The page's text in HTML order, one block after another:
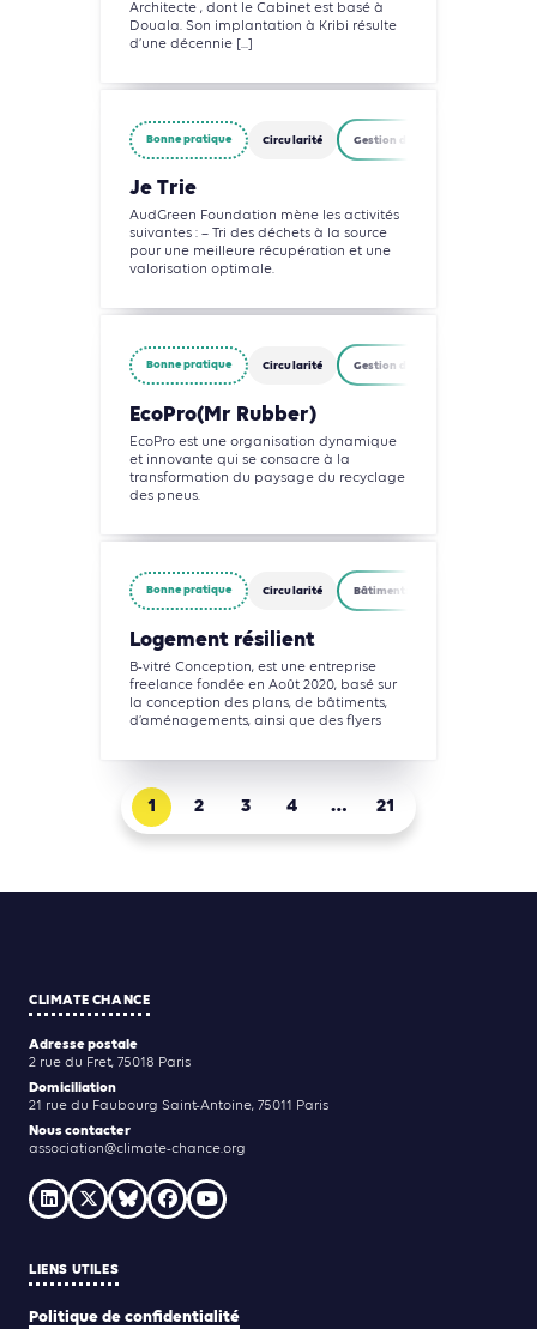
Architecte , dont le Cabinet est basé à
Douala. Son implantation à Kribi résulte
d’une décennie [...]
Bonne pratique Circularité Gestion des déchets
Je Trie
AudGreen Foundation mène les activités
suivantes : – Tri des déchets à la source
pour une meilleure récupération et une
valorisation optimale.
Bonne pratique Circularité Gestion des déchets
EcoPro(Mr Rubber)
EcoPro est une organisation dynamique
et innovante qui se consacre à la
transformation du paysage du recyclage
des pneus.
Bonne pratique Circularité Bâtiments
Logement résilient
B-vitré Conception, est une entreprise
freelance fondée en Août 2020, basé sur
la conception des plans, de bâtiments,
d’aménagements, ainsi que des flyers
1 2 3 4 … 21
CLIMATE CHANCE
Adresse postale
2 rue du Fret, 75018 Paris
Domiciliation
21 rue du Faubourg Saint-Antoine, 75011 Paris
Nous contacter
association@climate-chance.org
LIENS UTILES
Politique de confidentialité